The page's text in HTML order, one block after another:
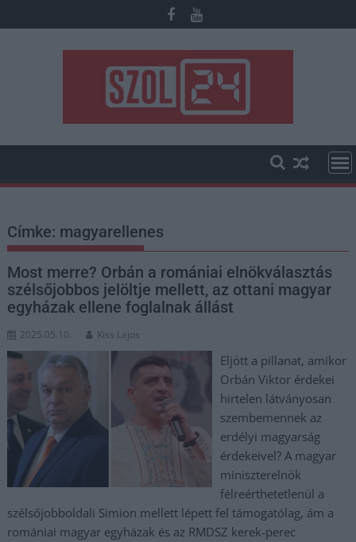
to
Címke: magyarellenes
Most merre? Orbán a romániai elnökválasztás
szélsőjobbos jelöltje mellett, az ottani magyar
egyházak ellene foglalnak állást
2025.05.10. Kiss Lajos
Eljött a pillanat, amikor
Orbán Viktor érdekei
hirtelen látványosan
szembemennek az
erdélyi magyarság
érdekeivel? A magyar
miniszterelnök
félreérthetetlenül a
szélsőjobboldali Simion mellett lépett fel támogatólag, ám a
romániai magyar egyházak és az RMDSZ kerek-perec